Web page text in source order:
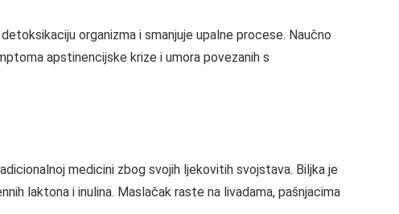
organizma i smanjuje upalne procese. Naučno
apstinencijske krize i umora povezanih s
medicini zbog svojih ljekovitih svojstava. Biljka je
laktona i inulina. Maslačak raste na livadama, pašnjacima